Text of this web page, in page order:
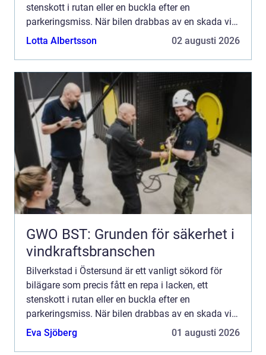
stenskott i rutan eller en buckla efter en
parkeringsmiss. När bilen drabbas av en skada vill
många snabbt veta...
Lotta Albertsson 02 augusti 2026
GWO BST: Grunden för säkerhet i
vindkraftsbranschen
Bilverkstad i Östersund är ett vanligt sökord för
bilägare som precis fått en repa i lacken, ett
stenskott i rutan eller en buckla efter en
parkeringsmiss. När bilen drabbas av en skada vill
många snabbt veta...
Eva Sjöberg 01 augusti 2026